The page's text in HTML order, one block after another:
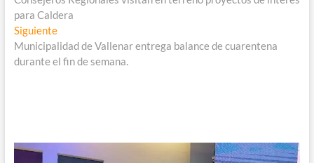
de
entradas
para Caldera
SiguienteEntrada
siguiente:
Municipalidad de Vallenar entrega balance de cuarentena
durante el fin de semana.